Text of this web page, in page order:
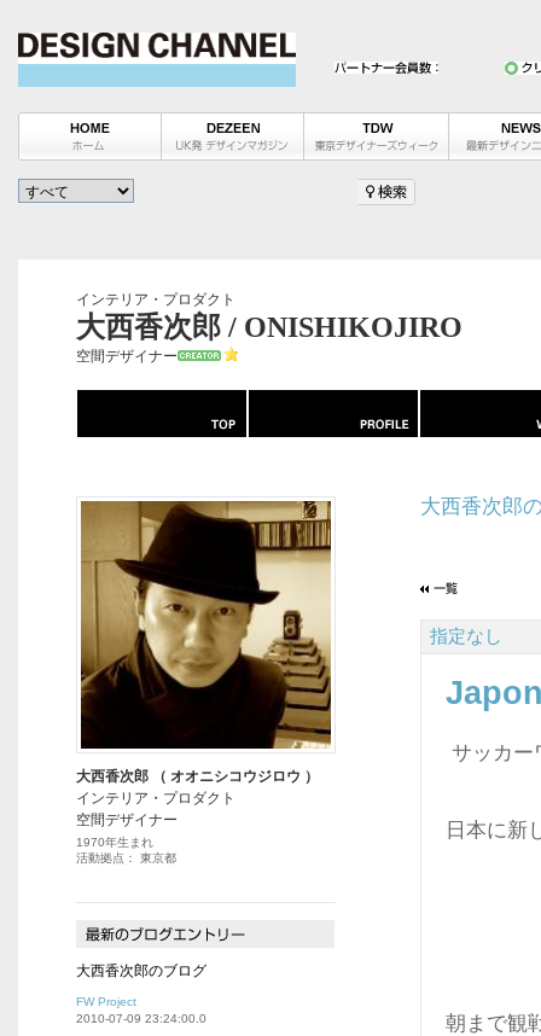
インテリア・プロダクト
大西香次郎 / ONISHIKOJIRO
空間デザイナー
大西香次郎
指定なし
サッカー
日本に新
朝まで観
大西香次郎 （ オオニシコウジロウ ）
インテリア・プロダクト
空間デザイナー
1970年生まれ
活動拠点： 東京都
大西香次郎のブログ
FW Project
2010-07-09 23:24:00.0